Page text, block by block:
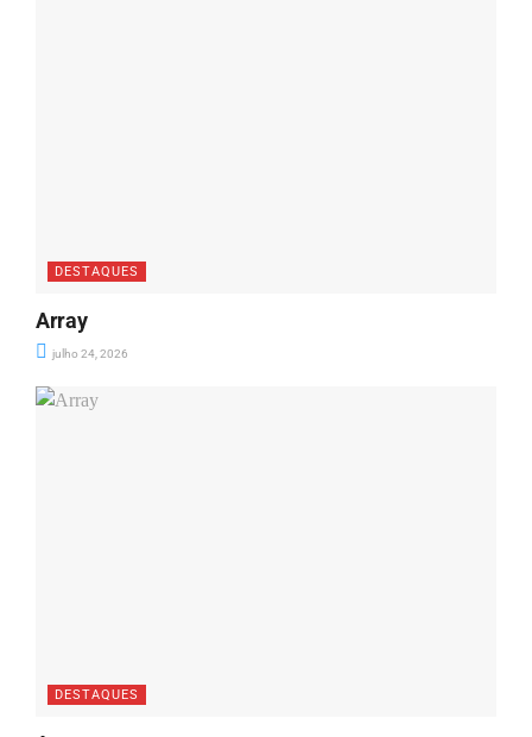
DESTAQUES
Array
julho 24, 2026
DESTAQUES